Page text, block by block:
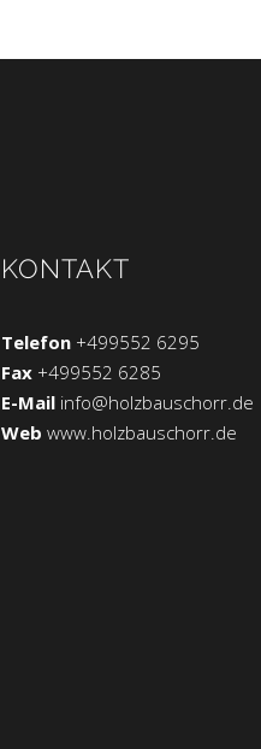
KONTAKT
Telefon +499552 6295
Fax+499552 6285
E-Mail info@holzbauschorr.de
Web www.holzbauschorr.de